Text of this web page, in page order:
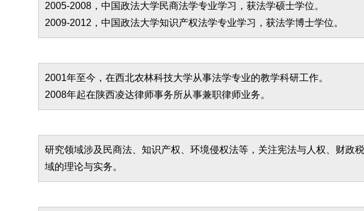
2005-2008，中国政法大学民商法学专业学习，获法学硕士学位。
2009-2012，中国政法大学知识产权法学专业学习，获法学博士学位。
2001年至今，在西北农林科技大学从事法学专业的教学科研工作。
2008年起在陕西凌达律师事务所从事兼职律师业务。
研究领域涉及民商法、知识产权、环境侵权法等，关注宪法与人权、财政
域的理论与实务。